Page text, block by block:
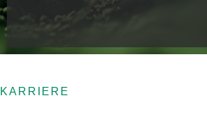
KARRIERE